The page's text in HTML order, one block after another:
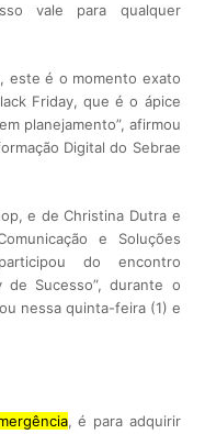
vale para qualquer
este é o momento exato
Friday, que é o ápice
planejamento”, afirmou
Digital do Sebrae
e de Christina Dutra e
e Soluções
do encontro
de Sucesso”, durante o
nessa quinta-feira (1) e
, é para adquirir